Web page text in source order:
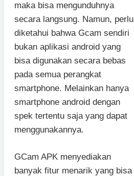
maka bisa mengunduhnya
secara langsung. Namun, perlu
diketahui bahwa Gcam sendiri
bukan aplikasi android yang
bisa digunakan secara bebas
pada semua perangkat
smartphone. Melainkan hanya
smartphone android dengan
spek tertentu saja yang dapat
menggunakannya.
GCam APK menyediakan
banyak fitur menarik yang bisa